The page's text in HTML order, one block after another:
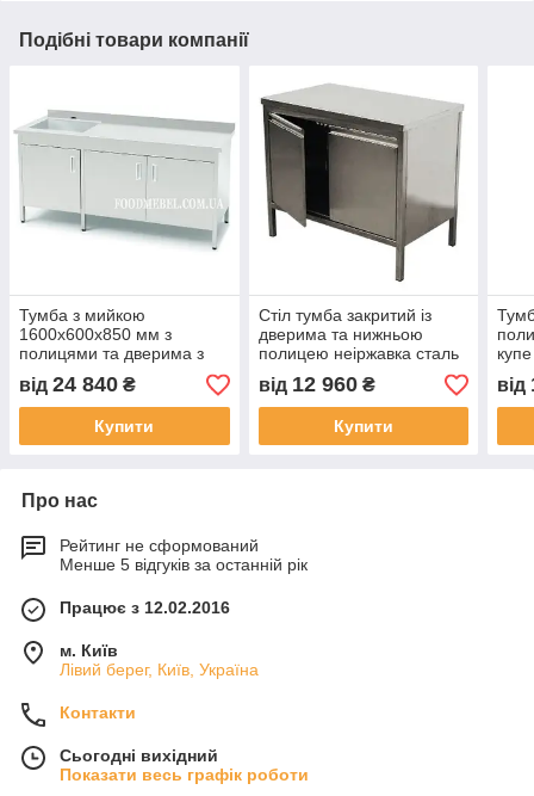
Подібні товари компанії
Тумба з мийкою
1600х600х850 мм з
полицями та дверима з
неіржавкої сталі
від 24 840 ₴
Купити
Стіл тумба закритий із
дверима та нижньою
полицею неіржавка сталь
від 12 960₴
Купити
від
Про нас
Рейтинг не сформований
Менше 5 відгуків за останній рік
Працює з 12.02.2016
м. Київ
Лівий берег, Київ, Україна
Контакти
Сьогодні вихідний
Показати весь графік роботи